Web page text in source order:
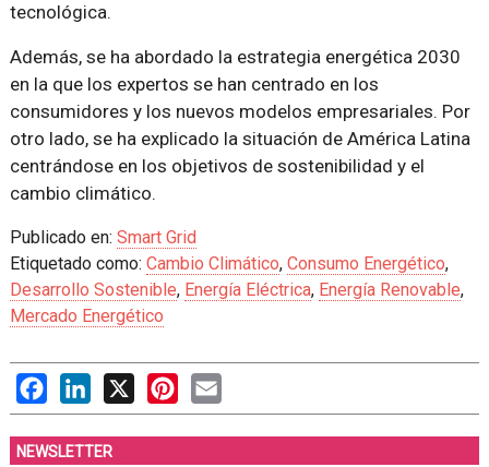
tecnológica.
Además, se ha abordado la estrategia energética 2030
en la que los expertos se han centrado en los
consumidores y los nuevos modelos empresariales. Por
otro lado, se ha explicado la situación de América Latina
centrándose en los objetivos de sostenibilidad y el
cambio climático.
Publicado en: Smart Grid
Etiquetado como: Cambio Climático, Consumo Energético,
Desarrollo Sostenible, Energía Eléctrica, Energía Renovable,
Mercado Energético
FacebookLinkedIn Pinterest
NEWSLETTER